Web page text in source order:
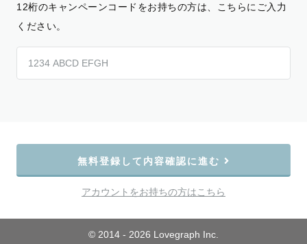
12桁のキャンペーンコードをお持ちの方は、こちらにご入力
ください。
無料登録して内容確認に進む
アカウントをお持ちの方はこちら
© 2014 - 2026 Lovegraph Inc.